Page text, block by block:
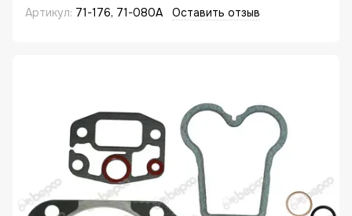
Артикул: 71-176, 71-080A Оставить отзыв